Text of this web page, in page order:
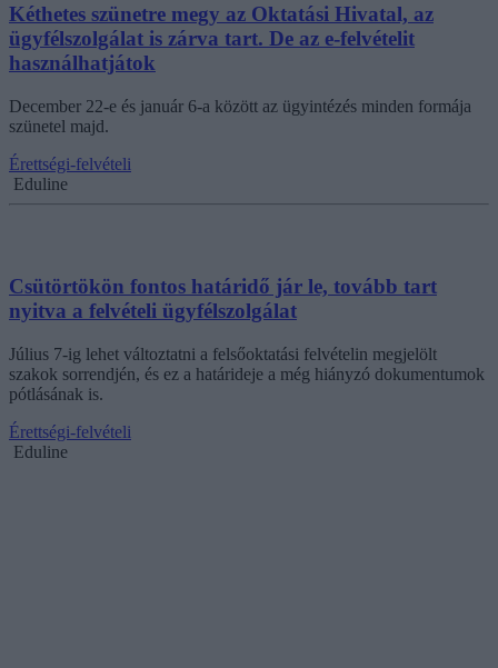
Kéthetes szünetre megy az Oktatási Hivatal, az
ügyfélszolgálat is zárva tart. De az e-felvételit
használhatjátok
December 22-e és január 6-a között az ügyintézés minden formája
szünetel majd.
Érettségi-felvételi
Eduline
Csütörtökön fontos határidő jár le, tovább tart
nyitva a felvételi ügyfélszolgálat
Július 7-ig lehet változtatni a felsőoktatási felvételin megjelölt
szakok sorrendjén, és ez a határideje a még hiányzó dokumentumok
pótlásának is.
Érettségi-felvételi
Eduline